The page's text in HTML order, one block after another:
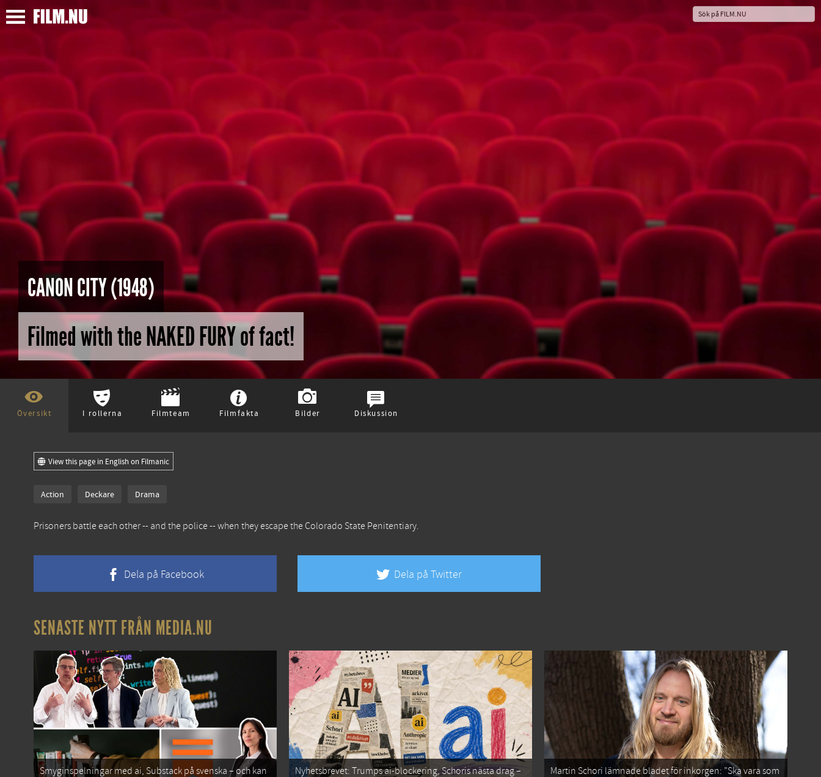
CANON CITY (1948)
Filmed with the NAKED FURY of fact!
Översikt I rollerna Filmteam Filmfakta Bilder Diskussion
View this page in English on Filmanic
Action Deckare Drama
Prisoners battle each other -- and the police -- when they escape the Colorado State Penitentiary.
Dela på Facebook Dela på Twitter
SENASTE NYTT FRÅN MEDIA.NU
Smyginspelningar med ai, Substack på svenska – och kan
Nyhetsbrevet: Trumps ai-blockering, Schoris nästa drag –
Martin Schori lämnade bladet för inkorgen: ”Ska vara som